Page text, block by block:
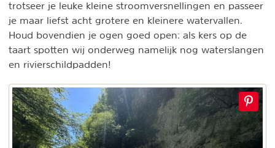
trotseer je leuke kleine stroomversnellingen en passeer
je maar liefst acht grotere en kleinere watervallen.
Houd bovendien je ogen goed open: als kers op de
taart spotten wij onderweg namelijk nog waterslangen
en rivierschildpadden!